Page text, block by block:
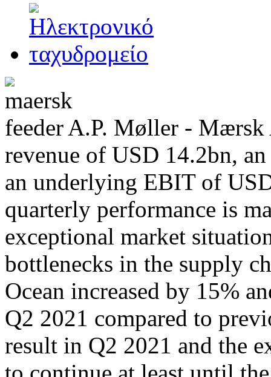
A.P. Møller - Mærsk
revenue of USD 14.2bn,
an underlying EBIT of
quarterly performance is
exceptional market
bottlenecks in the supply
Ocean increased by 15%
Q2 2021 compared to
result in Q2 2021 and the